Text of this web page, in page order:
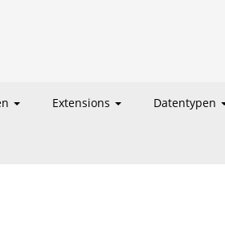
Extensions Datentypen